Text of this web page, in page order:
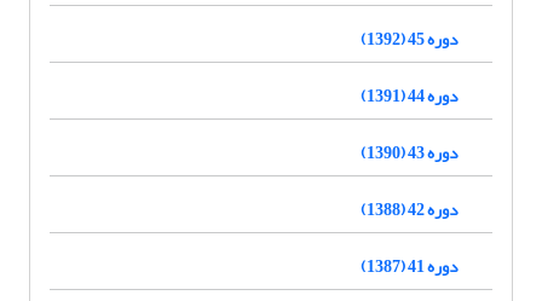
دوره 45 (1392)
دوره 44 (1391)
دوره 43 (1390)
دوره 42 (1388)
دوره 41 (1387)